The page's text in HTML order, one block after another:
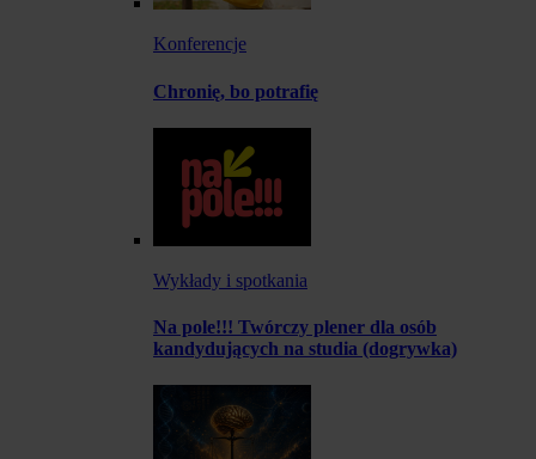
Konferencje
Chronię, bo potrafię
Wykłady i spotkania
Na pole!!! Twórczy plener dla osób
kandydujących na studia (dogrywka)